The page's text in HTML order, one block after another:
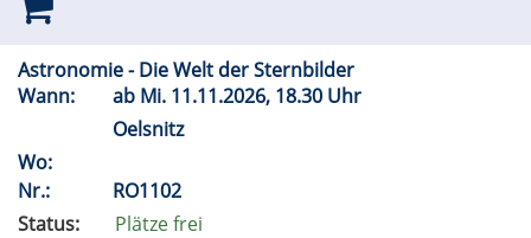
Astronomie - Die Welt der Sternbilder
Wann:
ab Mi. 11.11.2026, 18.30 Uhr
Oelsnitz
Wo:
Nr.:
RO1102
Status:
Plätze frei